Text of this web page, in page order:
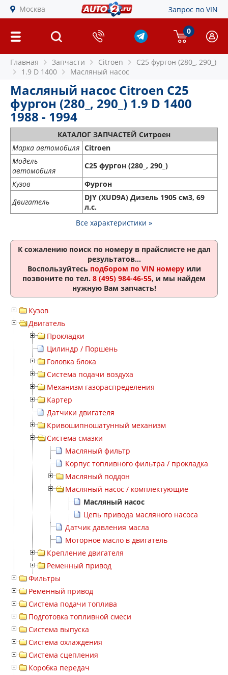
Москва Запрос по VIN
0
Главная Запчасти Citroen
C25 фургон (280_, 290_)
1.9 D 1400
Масляный насос
Масляный насос Citroen C25
фургон (280_, 290_) 1.9 D 1400
1988 - 1994
КАТАЛОГ ЗАПЧАСТЕЙ Ситроен
Марка автомобиля Citroen
Модель
автомобиля
C25 фургон (280_, 290_)
Кузов
Фургон
Двигатель
DJY (XUD9A) Дизель 1905 см3, 69
л.с.
Все характеристики »
К сожалению поиск по номеру в прайслисте не дал
результатов...
Воспользуйтесь подбором по VIN номеруили
позвоните по тел. 8 (495) 984-46-55, и мы найдем
нужную Вам запчасть!
Кузов
Двигатель
Прокладки
Цилиндр / Поршень
Головка блока
Система подачи воздуха
Механизм газораспределения
Картер
Датчики двигателя
Кривошипношатунный механизм
Система смазки
Масляный фильтр
Корпус топливного фильтра / прокладка
Масляный поддон
Масляный насос / комплектующие
Масляный насос
Цепь привода масляного насоса
Датчик давления масла
Моторное масло в двигатель
Крепление двигателя
Ременный привод
Фильтры
Ременный привод
Система подачи топлива
Подготовка топливной смеси
Система выпуска
Система охлаждения
Система сцепления
Коробка передач